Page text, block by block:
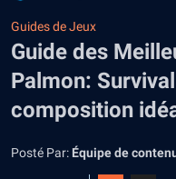
Guides de Jeux
Guide des
Palmon:
composition
Posté Par: Équipe de